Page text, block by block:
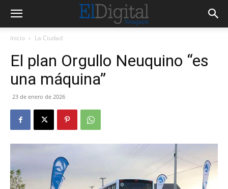
Inicio La Ciudad
El plan Orgullo Neuquino “es
una máquina”
23 de enero de 2026